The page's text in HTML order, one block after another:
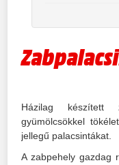
Házilag készített
gyümölcsökkel
jellegű palacsintákat.
A zabpehely gazdag